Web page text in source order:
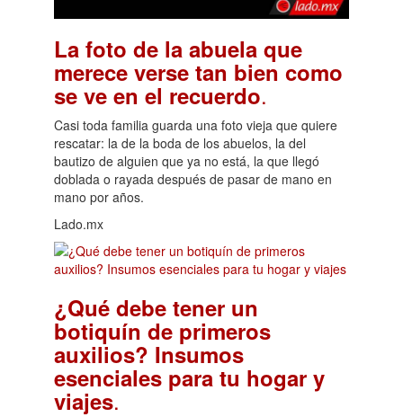
La foto de la abuela que
merece verse tan bien como
se ve en el recuerdo.
Casi toda familia guarda una foto vieja que quiere
rescatar: la de la boda de los abuelos, la del
bautizo de alguien que ya no está, la que llegó
doblada o rayada después de pasar de mano en
mano por años.
Lado.mx
¿Qué debe tener un
botiquín de primeros
auxilios? Insumos
esenciales para tu hogar y
viajes.